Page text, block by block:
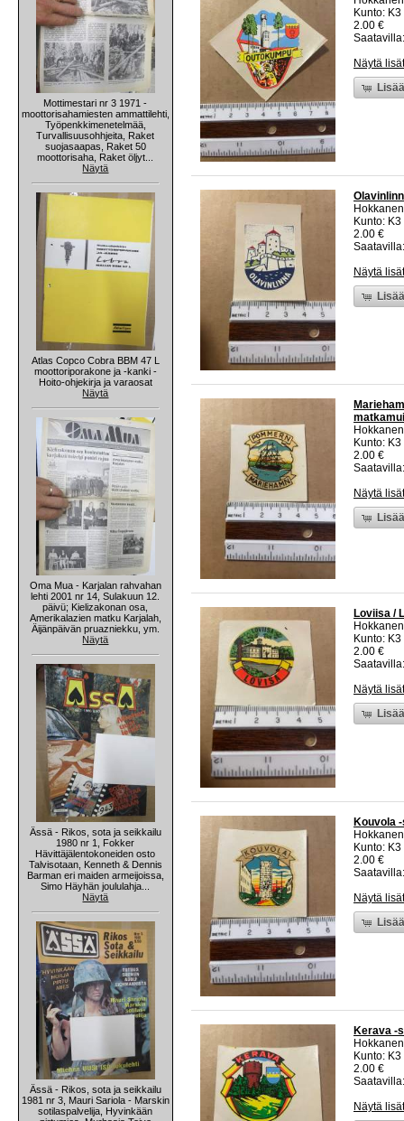
Mottimestari nr 3 1971 -
moottorisahamiesten ammattilehti,
Työpenkkimenetelmää,
Turvallisuusohhjeita, Raket
suojasaapas, Raket 50
moottorisaha, Raket öljyt...
Näytä
Atlas Copco Cobra BBM 47 L
moottoriporakone ja -kanki -
Hoito-ohjekirja ja varaosat
Näytä
Oma Mua - Karjalan rahvahan
lehti 2001 nr 14, Sulakuun 12.
päivü; Kielizakonan osa,
Amerikalazien matku Karjalah,
Äijänpäivän pruazniekku, ym.
Näytä
Ässä - Rikos, sota ja seikkailu
1980 nr 1, Fokker
Hävittäjälentokoneiden osto
Talvisotaan, Kenneth & Dennis
Barman eri maiden armeijoissa,
Simo Häyhän joululahja...
Näytä
Ässä - Rikos, sota ja seikkailu
1981 nr 3, Mauri Sariola - Marskin
sotilaspalvelija, Hyvinkään
Kunto:
2.00 €
Näytä
Kunto:
2.00 €
Näytä
Kunto:
2.00 €
Näytä
Loviisa /
Kunto:
2.00 €
Näytä
Kouvola
Kunto:
2.00 €
Näytä
Kerava -
Kunto:
2.00 €
Näytä